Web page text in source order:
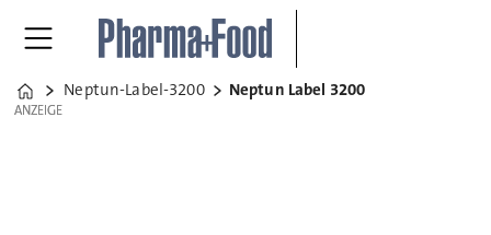
Home
Neptun-Label-3200 Neptun Label 3200
ANZEIGE
ANZEIGE